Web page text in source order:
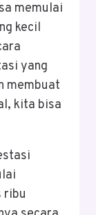
memulai
kecil
yang
membuat
kita bisa
ribu